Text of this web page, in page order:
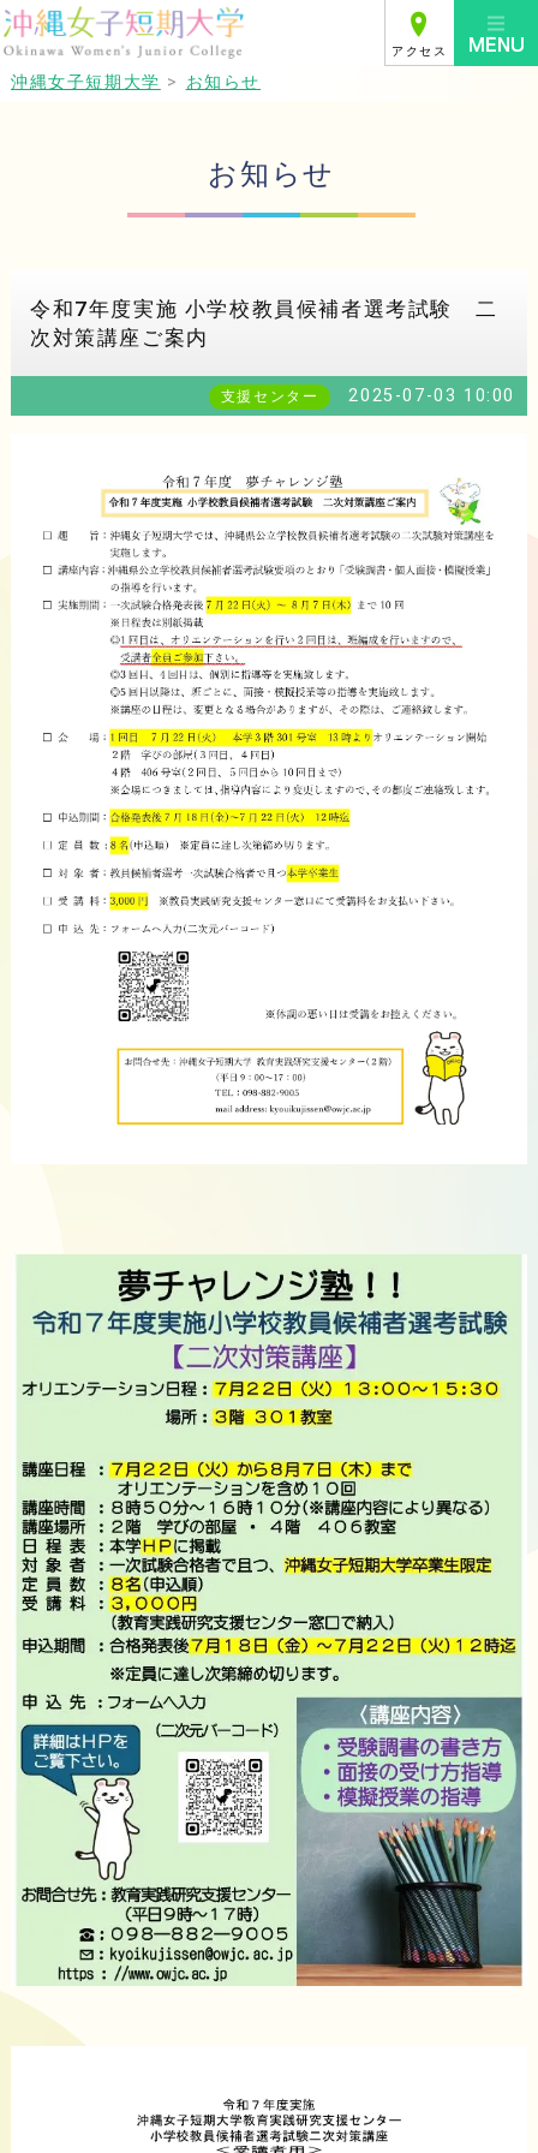
アクセス
沖縄女子短期大学 > お知らせ
お知らせ
令和7年度実施 小学校教員候補者選考試験 二
次対策講座ご案内
支援センター 2025-07-03 10:00